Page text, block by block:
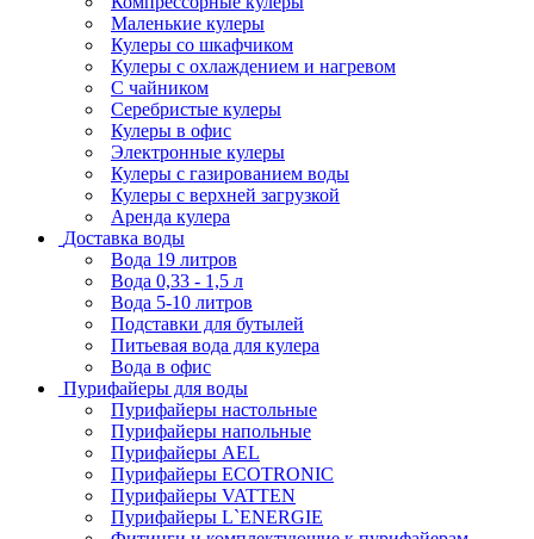
Маленькие кулеры
Кулеры со шкафчиком
Кулеры с охлаждением и нагревом
С чайником
Серебристые кулеры
Кулеры в офис
Электронные кулеры
Кулеры с газированием воды
Кулеры с верхней загрузкой
Аренда кулера
Доставка воды
Вода 19 литров
Вода 0,33 - 1,5 л
Вода 5-10 литров
Подставки для бутылей
Питьевая вода для кулера
Вода в офис
Пурифайеры для воды
Пурифайеры настольные
Пурифайеры напольные
Пурифайеры AEL
Пурифайеры ECOTRONIC
Пурифайеры VATTEN
Пурифайеры L`ENERGIE